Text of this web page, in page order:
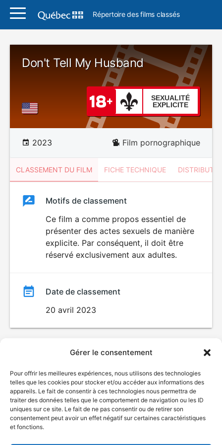
Gérer le consentement
Pour offrir les meilleures expériences, nous utilisons des technologies
telles que les cookies pour stocker et/ou accéder aux informations des
appareils. Le fait de consentir à ces technologies nous permettra de
traiter des données telles que le comportement de navigation ou les ID
uniques sur ce site. Le fait de ne pas consentir ou de retirer son
consentement peut avoir un effet négatif sur certaines caractéristiques
et fonctions.
Répertoire des films classés
Don't Tell My Husband
SEXUALITÉ
EXPLICITE
2023 Film pornographique
CLASSEMENT DU FILM FICHE TECHNIQUE
ClassementClassement
SEXUALITÉ
EXPLICITE
Motifs de classement
Ce film a comme propos essentiel de
présenter des actes sexuels de manière
explicite. Par conséquent, il doit être
réservé exclusivement aux adultes.
Date de classement
20 avril 2023